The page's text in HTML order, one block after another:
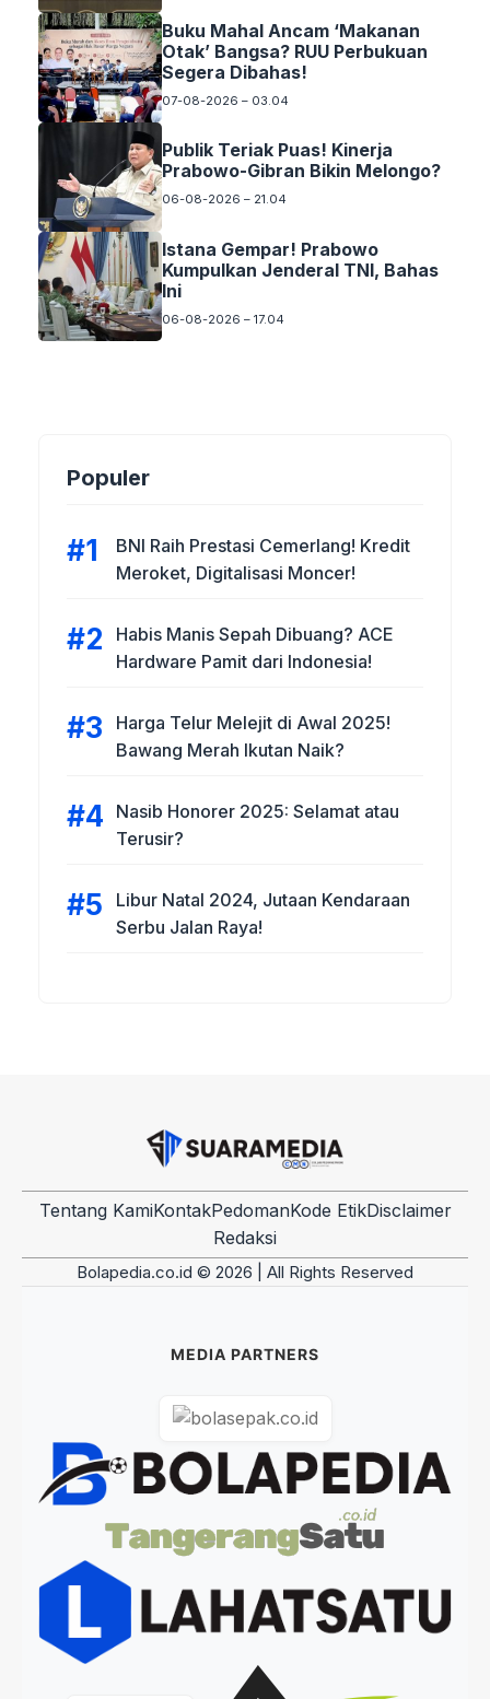
Buku Mahal Ancam ‘Makanan
Otak’ Bangsa? RUU Perbukuan
Segera Dibahas!
07-08-2026 – 03.04
Publik Teriak Puas! Kinerja
Prabowo-Gibran Bikin Melongo?
06-08-2026 – 21.04
Istana Gempar! Prabowo
Kumpulkan Jenderal TNI, Bahas
Ini
06-08-2026 – 17.04
Populer
BNI Raih Prestasi Cemerlang! Kredit
Meroket, Digitalisasi Moncer!
Habis Manis Sepah Dibuang? ACE
Hardware Pamit dari Indonesia!
Harga Telur Melejit di Awal 2025!
Bawang Merah Ikutan Naik?
Nasib Honorer 2025: Selamat atau
Terusir?
Libur Natal 2024, Jutaan Kendaraan
Serbu Jalan Raya!
Tentang KamiKontakPedomanKode EtikDisclaimer
Redaksi
Bolapedia.co.id © 2026 | All Rights Reserved
MEDIA PARTNERS